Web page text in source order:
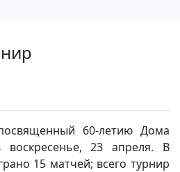
тур
60-летию Дома
воскресенье, 23 апреля. В
15 матчей; всего турнир